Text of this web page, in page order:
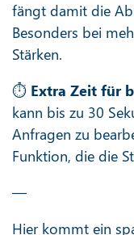
fängt damit die
Besonders bei
Stärken.
⏱️ Extra Zeit für
kann bis zu 30
Anfragen zu
Funktion, die die
—
Hier kommt ein